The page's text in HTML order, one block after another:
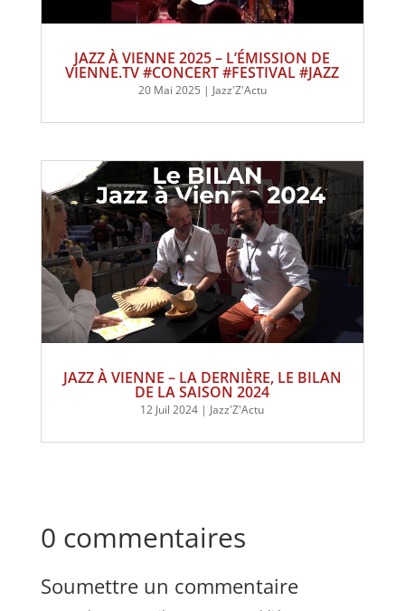
JAZZ À VIENNE 2025 – L’ÉMISSION DE
VIENNE.TV #CONCERT #FESTIVAL #JAZZ
20 Mai 2025 | Jazz'Z'Actu
JAZZ À VIENNE – LA DERNIÈRE, LE BILAN
DE LA SAISON 2024
12 Juil 2024 | Jazz'Z'Actu
0 commentaires
Soumettre un commentaire